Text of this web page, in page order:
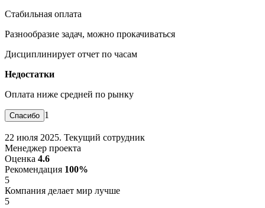
Стабильная оплата
Разнообразие задач, можно прокачиваться
Дисциплинирует отчет по часам
Недостатки
Оплата ниже средней по рынку
1
22 июля 2025. Текущий сотрудник
Менеджер проекта
Оценка 4.6
Рекомендация 100%
5
Компания делает мир лучше
5